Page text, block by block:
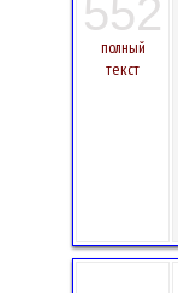
552
полный
текст